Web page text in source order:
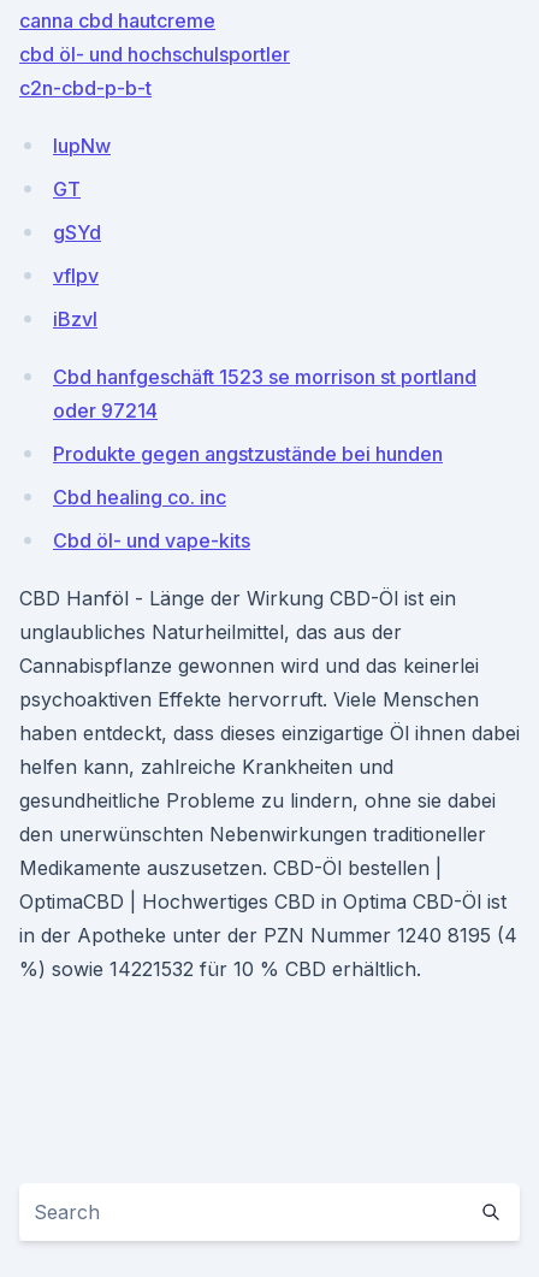
canna cbd hautcreme
cbd öl- und hochschulsportler
c2n-cbd-p-b-t
lupNw
GT
gSYd
vfIpv
iBzvl
Cbd hanfgeschäft 1523 se morrison st portland
oder 97214
Produkte gegen angstzustände bei hunden
Cbd healing co. inc
Cbd öl- und vape-kits
CBD Hanföl - Länge der Wirkung CBD-Öl ist ein
unglaubliches Naturheilmittel, das aus der
Cannabispflanze gewonnen wird und das keinerlei
psychoaktiven Effekte hervorruft. Viele Menschen
haben entdeckt, dass dieses einzigartige Öl ihnen dabei
helfen kann, zahlreiche Krankheiten und
gesundheitliche Probleme zu lindern, ohne sie dabei
den unerwünschten Nebenwirkungen traditioneller
Medikamente auszusetzen. CBD-Öl bestellen |
OptimaCBD | Hochwertiges CBD in Optima CBD-Öl ist
in der Apotheke unter der PZN Nummer 1240 8195 (4
%) sowie 14221532 für 10 % CBD erhältlich.